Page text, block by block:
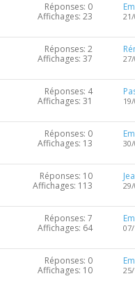
Réponses: 0
Affichages: 23
Réponses: 2
Affichages: 37
Réponses: 4
Affichages: 31
Réponses: 0
Affichages: 13
Réponses: 10
Affichages: 113
Réponses: 7
Affichages: 64
Réponses: 0
Affichages: 10